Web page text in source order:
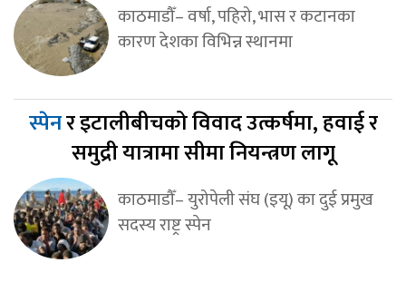
काठमाडौँ– वर्षा, पहिरो, भास र कटानका
कारण देशका विभिन्न स्थानमा
स्पेनर इटालीबीचको विवाद उत्कर्षमा, हवाई र
समुद्री यात्रामा सीमा नियन्त्रण लागू
काठमाडौँ– युरोपेली संघ (इयू) का दुई प्रमुख
सदस्य राष्ट्र स्पेन